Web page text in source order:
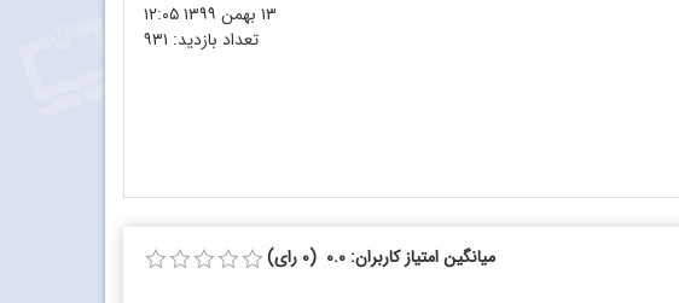
۱۳ بهمن ۱۳۹۹
۱۲:۰۵
تعداد بازدید: ۹۳۱
میانگین امتیاز کاربران: 0.0 (0 رای)